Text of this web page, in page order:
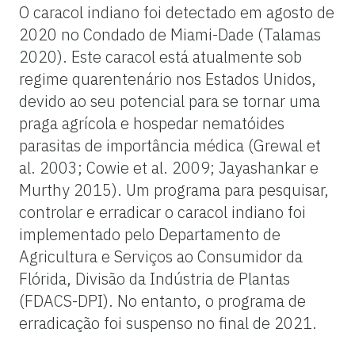
O caracol indiano foi detectado em agosto de
2020 no Condado de Miami-Dade (Talamas
2020). Este caracol está atualmente sob
regime quarentenário nos Estados Unidos,
devido ao seu potencial para se tornar uma
praga agrícola e hospedar nematóides
parasitas de importância médica (Grewal et
al. 2003; Cowie et al. 2009; Jayashankar e
Murthy 2015). Um programa para pesquisar,
controlar e erradicar o caracol indiano foi
implementado pelo Departamento de
Agricultura e Serviços ao Consumidor da
Flórida, Divisão da Indústria de Plantas
(FDACS-DPI). No entanto, o programa de
erradicação foi suspenso no final de 2021.